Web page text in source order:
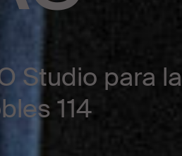
Studio para la
114